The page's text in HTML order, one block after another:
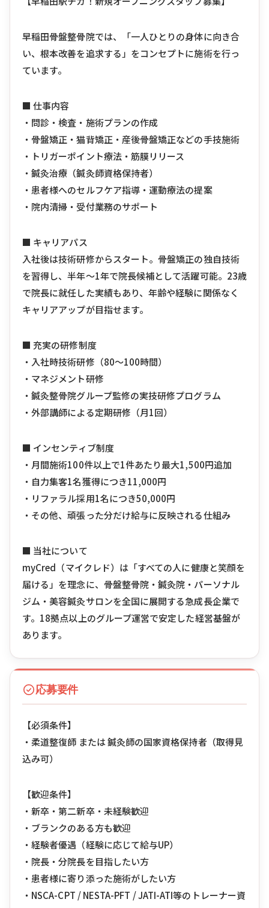
早稲田骨盤整骨院では、「一人ひとりの身体に向き合
い、根本改善を追求する」をコンセプトに施術を行っ
ています。
■ 仕事内容
・問診・検査・施術プランの作成
・骨盤矯正・猫背矯正・産後骨盤矯正などの手技施術
・トリガーポイント療法・筋膜リリース
・鍼灸治療（鍼灸師資格保持者）
・患者様へのセルフケア指導・運動療法の提案
・院内清掃・受付業務のサポート
■ キャリアパス
入社後は技術研修からスタート。骨盤矯正の独自技術
を習得し、半年〜1年で院長候補として活躍可能。23歳
で院長に就任した実績もあり、年齢や経験に関係なく
キャリアアップが目指せます。
■ 充実の研修制度
・入社時技術研修（80〜100時間）
・マネジメント研修
・鍼灸整骨院グループ監修の実技研修プログラム
・外部講師による定期研修（月1回）
■ インセンティブ制度
・月間施術100件以上で1件あたり最大1,500円追加
・自力集客1名獲得につき11,000円
・リファラル採用1名につき50,000円
・その他、頑張った分だけ給与に反映される仕組み
■ 当社について
myCred（マイクレド）は「すべての人に健康と笑顔を
届ける」を理念に、骨盤整骨院・鍼灸院・パーソナル
ジム・美容鍼灸サロンを全国に展開する急成長企業で
す。18拠点以上のグループ運営で安定した経営基盤が
あります。
応募要件
【必須条件】
・柔道整復師 または 鍼灸師の国家資格保持者（取得見
込み可）
【歓迎条件】
・新卒・第二新卒・未経験歓迎
・ブランクのある方も歓迎
・経験者優遇（経験に応じて給与UP）
・院長・分院長を目指したい方
・患者様に寄り添った施術がしたい方
・NSCA-CPT / NESTA-PFT / JATI-ATI等のトレーナー資